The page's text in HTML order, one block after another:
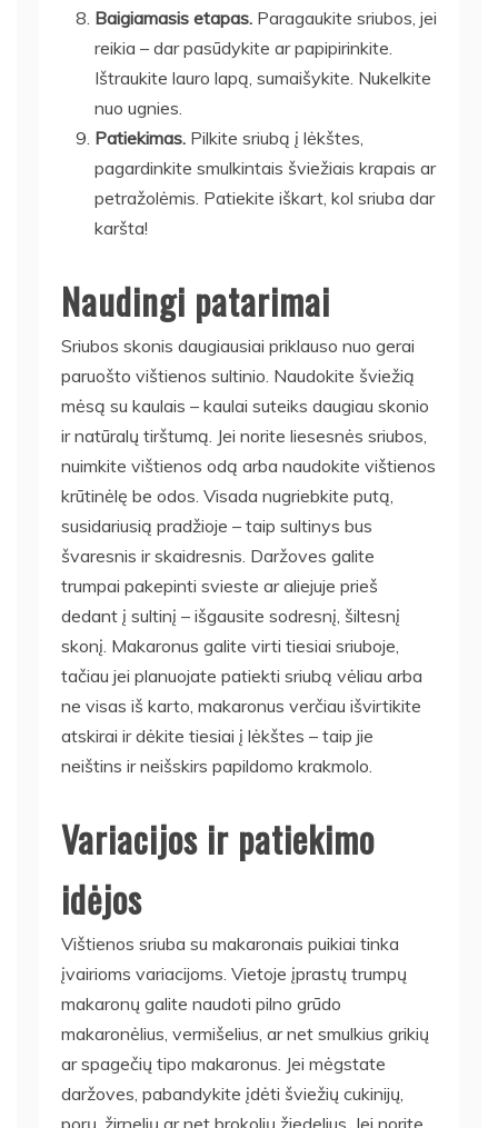
Baigiamasis etapas. Paragaukite sriubos, jei
reikia – dar pasūdykite ar papipirinkite.
Ištraukite lauro lapą, sumaišykite. Nukelkite
nuo ugnies.
Patiekimas. Pilkite sriubą į lėkštes,
pagardinkite smulkintais šviežiais krapais ar
petražolėmis. Patiekite iškart, kol sriuba dar
karšta!
Naudingi patarimai
Sriubos skonis daugiausiai priklauso nuo gerai
paruošto vištienos sultinio. Naudokite šviežią
mėsą su kaulais – kaulai suteiks daugiau skonio
ir natūralų tirštumą. Jei norite liesesnės sriubos,
nuimkite vištienos odą arba naudokite vištienos
krūtinėlę be odos. Visada nugriebkite putą,
susidariusią pradžioje – taip sultinys bus
švaresnis ir skaidresnis. Daržoves galite
trumpai pakepinti svieste ar aliejuje prieš
dedant į sultinį – išgausite sodresnį, šiltesnį
skonį. Makaronus galite virti tiesiai sriuboje,
tačiau jei planuojate patiekti sriubą vėliau arba
ne visas iš karto, makaronus verčiau išvirtikite
atskirai ir dėkite tiesiai į lėkštes – taip jie
neištins ir neišskirs papildomo krakmolo.
Variacijos ir patiekimo
idėjos
Vištienos sriuba su makaronais puikiai tinka
įvairioms variacijoms. Vietoje įprastų trumpų
makaronų galite naudoti pilno grūdo
makaronėlius, vermišelius, ar net smulkius grikių
ar spagečių tipo makaronus. Jei mėgstate
daržoves, pabandykite įdėti šviežių cukinijų,
porų, žirnelių ar net brokolių žiedelius. Jei norite